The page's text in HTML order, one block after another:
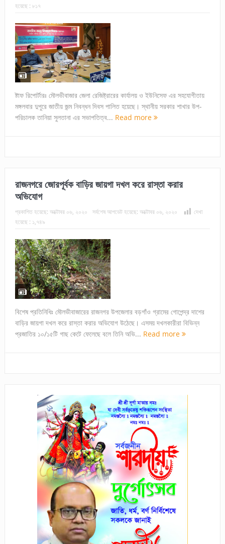
হয়েছে : ৮১৭
ষ্টাফ রিপোর্টারঃ মৌলভীবাজার জেলা রেজিষ্ট্রারের কার্যালয় ও ইউনিসেফ এর সহযোগীতায়
মঙ্গলবার দুপুরে জাতীয় জন্ম নিবন্ধন দিবস পালিত হয়েছে। স্থানীয় সরকার শাখার উপ-
পরিচালক তানিয়া সুলতানা এর সভাপতিত্ব... Read more
রাজনগরে জোরপূর্বক বাড়ির জায়গা দখল করে রাস্তা করার
অভিযোগ
প্রকাশিত হয়েছে: অক্টোবর ০৬, ২০২০ সর্বশেষ আপডেট হয়েছে: অক্টোবর ০৬, ২০২০
দেখা
হয়েছে : ১,৭৪৯
বিশেষ প্রতিনিধিঃ মৌলভীবাজারের রাজনগর উপজেলার বড়গাঁও গ্রামের গোপেন্দ্র দাশের
বাড়ির জায়গা দখল করে রাস্তা করার অভিযোগ উঠেছে। এসময় দখলকারীরা বিভিন্ন
প্রজাতির ১০/১৫টি গাছ কেটে ফেলেছে বলে তিনি অভি... Read more